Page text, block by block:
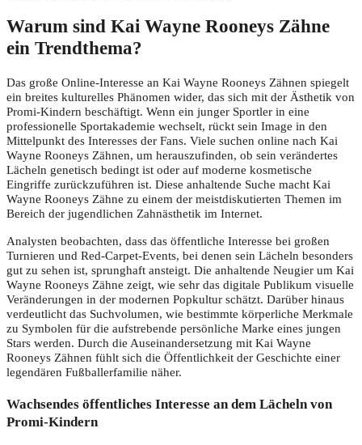
Warum sind Kai Wayne Rooneys Zähne
ein Trendthema?
Das große Online-Interesse an Kai Wayne Rooneys Zähnen spiegelt
ein breites kulturelles Phänomen wider, das sich mit der Ästhetik von
Promi-Kindern beschäftigt. Wenn ein junger Sportler in eine
professionelle Sportakademie wechselt, rückt sein Image in den
Mittelpunkt des Interesses der Fans. Viele suchen online nach Kai
Wayne Rooneys Zähnen, um herauszufinden, ob sein verändertes
Lächeln genetisch bedingt ist oder auf moderne kosmetische
Eingriffe zurückzuführen ist. Diese anhaltende Suche macht Kai
Wayne Rooneys Zähne zu einem der meistdiskutierten Themen im
Bereich der jugendlichen Zahnästhetik im Internet.
Analysten beobachten, dass das öffentliche Interesse bei großen
Turnieren und Red-Carpet-Events, bei denen sein Lächeln besonders
gut zu sehen ist, sprunghaft ansteigt. Die anhaltende Neugier um Kai
Wayne Rooneys Zähne zeigt, wie sehr das digitale Publikum visuelle
Veränderungen in der modernen Popkultur schätzt. Darüber hinaus
verdeutlicht das Suchvolumen, wie bestimmte körperliche Merkmale
zu Symbolen für die aufstrebende persönliche Marke eines jungen
Stars werden. Durch die Auseinandersetzung mit Kai Wayne
Rooneys Zähnen fühlt sich die Öffentlichkeit der Geschichte einer
legendären Fußballerfamilie näher.
Wachsendes öffentliches Interesse an dem Lächeln von
Promi-Kindern